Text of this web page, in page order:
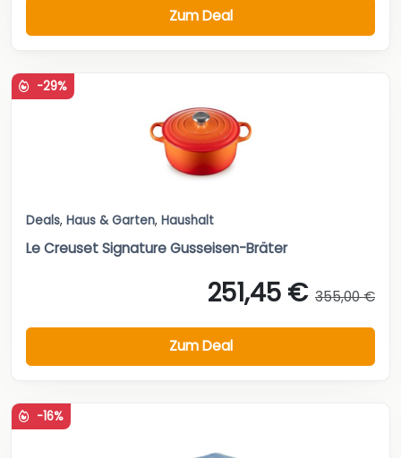
Zum Deal
-29%
Deals, Haus & Garten, Haushalt
Le Creuset Signature Gusseisen-Bräter
251,45 € 355,00 €
Zum Deal
-16%